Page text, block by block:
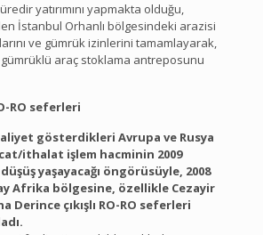
yatırımını yapmakta olduğu,
İstanbul Orhanlı bölgesindeki arazisi
ve gümrük izinlerini tamamlayarak,
gümrüklü araç stoklama antreposunu
RO seferleri
gösterdikleri Avrupa ve Rusya
ithalat işlem hacminin 2009
yaşayacağı öngörüsüyle, 2008
Afrika bölgesine, özellikle Cezayir
Derince çıkışlı RO-RO seferleri